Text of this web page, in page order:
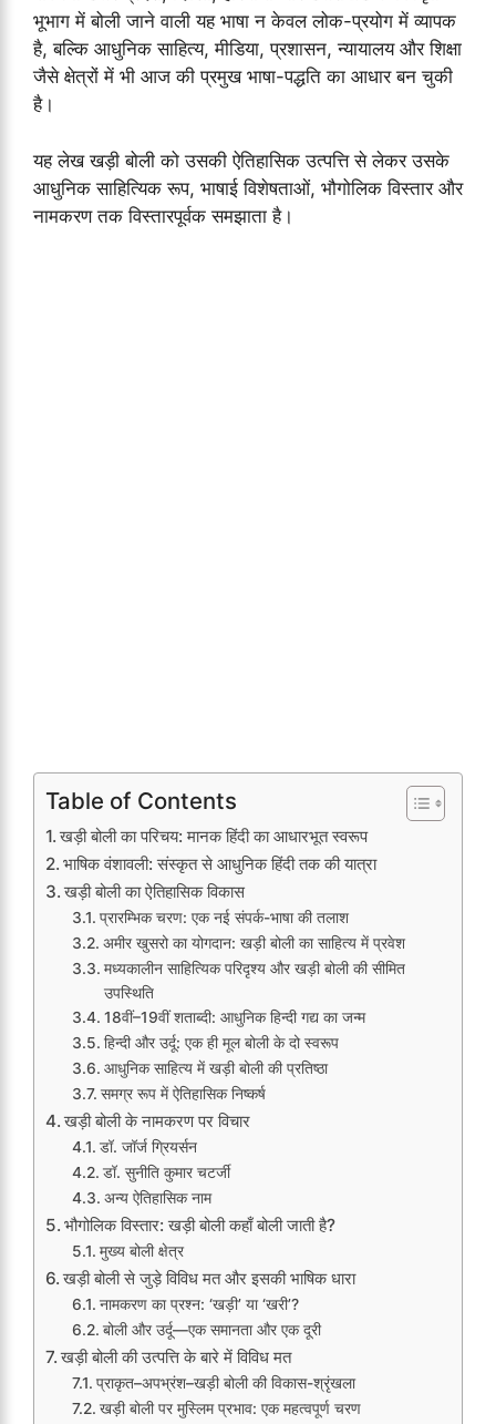
भूभाग में बोली जाने वाली यह भाषा न केवल लोक-प्रयोग में व्यापक
है, बल्कि आधुनिक साहित्य, मीडिया, प्रशासन, न्यायालय और शिक्षा
जैसे क्षेत्रों में भी आज की प्रमुख भाषा-पद्धति का आधार बन चुकी
है।
यह लेख खड़ी बोली को उसकी ऐतिहासिक उत्पत्ति से लेकर उसके
आधुनिक साहित्यिक रूप, भाषाई विशेषताओं, भौगोलिक विस्तार और
नामकरण तक विस्तारपूर्वक समझाता है।
Table of Contents
खड़ी बोली का परिचय: मानक हिंदी का आधारभूत स्वरूप
भाषिक वंशावली: संस्कृत से आधुनिक हिंदी तक की यात्रा
खड़ी बोली का ऐतिहासिक विकास
प्रारम्भिक चरण: एक नई संपर्क-भाषा की तलाश
अमीर खुसरो का योगदान: खड़ी बोली का साहित्य में प्रवेश
मध्यकालीन साहित्यिक परिदृश्य और खड़ी बोली की सीमित
उपस्थिति
18वीं–19वीं शताब्दी: आधुनिक हिन्दी गद्य का जन्म
हिन्दी और उर्दू: एक ही मूल बोली के दो स्वरूप
आधुनिक साहित्य में खड़ी बोली की प्रतिष्ठा
समग्र रूप में ऐतिहासिक निष्कर्ष
खड़ी बोली के नामकरण पर विचार
डॉ. जॉर्ज ग्रियर्सन
डॉ. सुनीति कुमार चटर्जी
अन्य ऐतिहासिक नाम
भौगोलिक विस्तार: खड़ी बोली कहाँ बोली जाती है?
मुख्य बोली क्षेत्र
खड़ी बोली से जुड़े विविध मत और इसकी भाषिक धारा
नामकरण का प्रश्न: ‘खड़ी’ या ‘खरी’?
बोली और उर्दू—एक समानता और एक दूरी
खड़ी बोली की उत्पत्ति के बारे में विविध मत
प्राकृत–अपभ्रंश–खड़ी बोली की विकास-श्रृंखला
खड़ी बोली पर मुस्लिम प्रभाव: एक महत्वपूर्ण चरण